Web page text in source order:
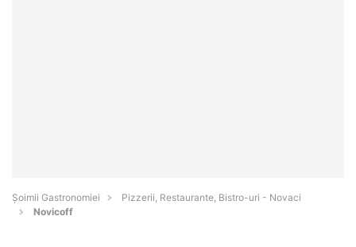
Șoimii Gastronomiei
Pizzerii, Restaurante, Bistro-uri - Novaci
Novicoff